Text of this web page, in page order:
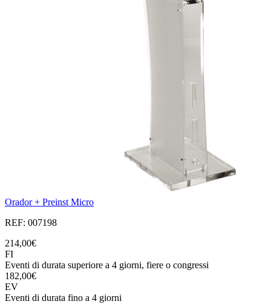
Orador + Preinst Micro
REF: 007198
214,00€
FI
Eventi di durata superiore a 4 giorni, fiere o congressi
182,00€
EV
Eventi di durata fino a 4 giorni